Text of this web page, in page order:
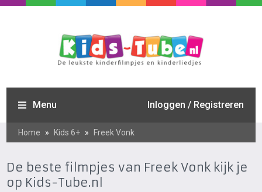
Menu Inloggen / Registreren
Home » Kids 6+ » Freek Vonk
De beste filmpjes van Freek Vonk kijk je
op Kids-Tube.nl